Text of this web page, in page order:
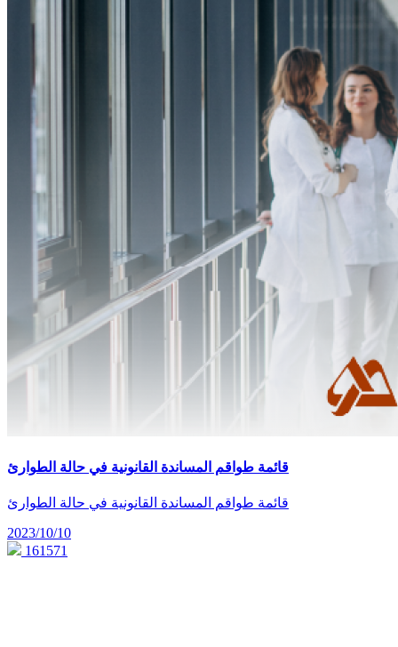
قائمة طواقم المساندة القانونية في حالة الطوارئ
قائمة طواقم المساندة القانونية في حالة الطوارئ
2023/10/10
161571